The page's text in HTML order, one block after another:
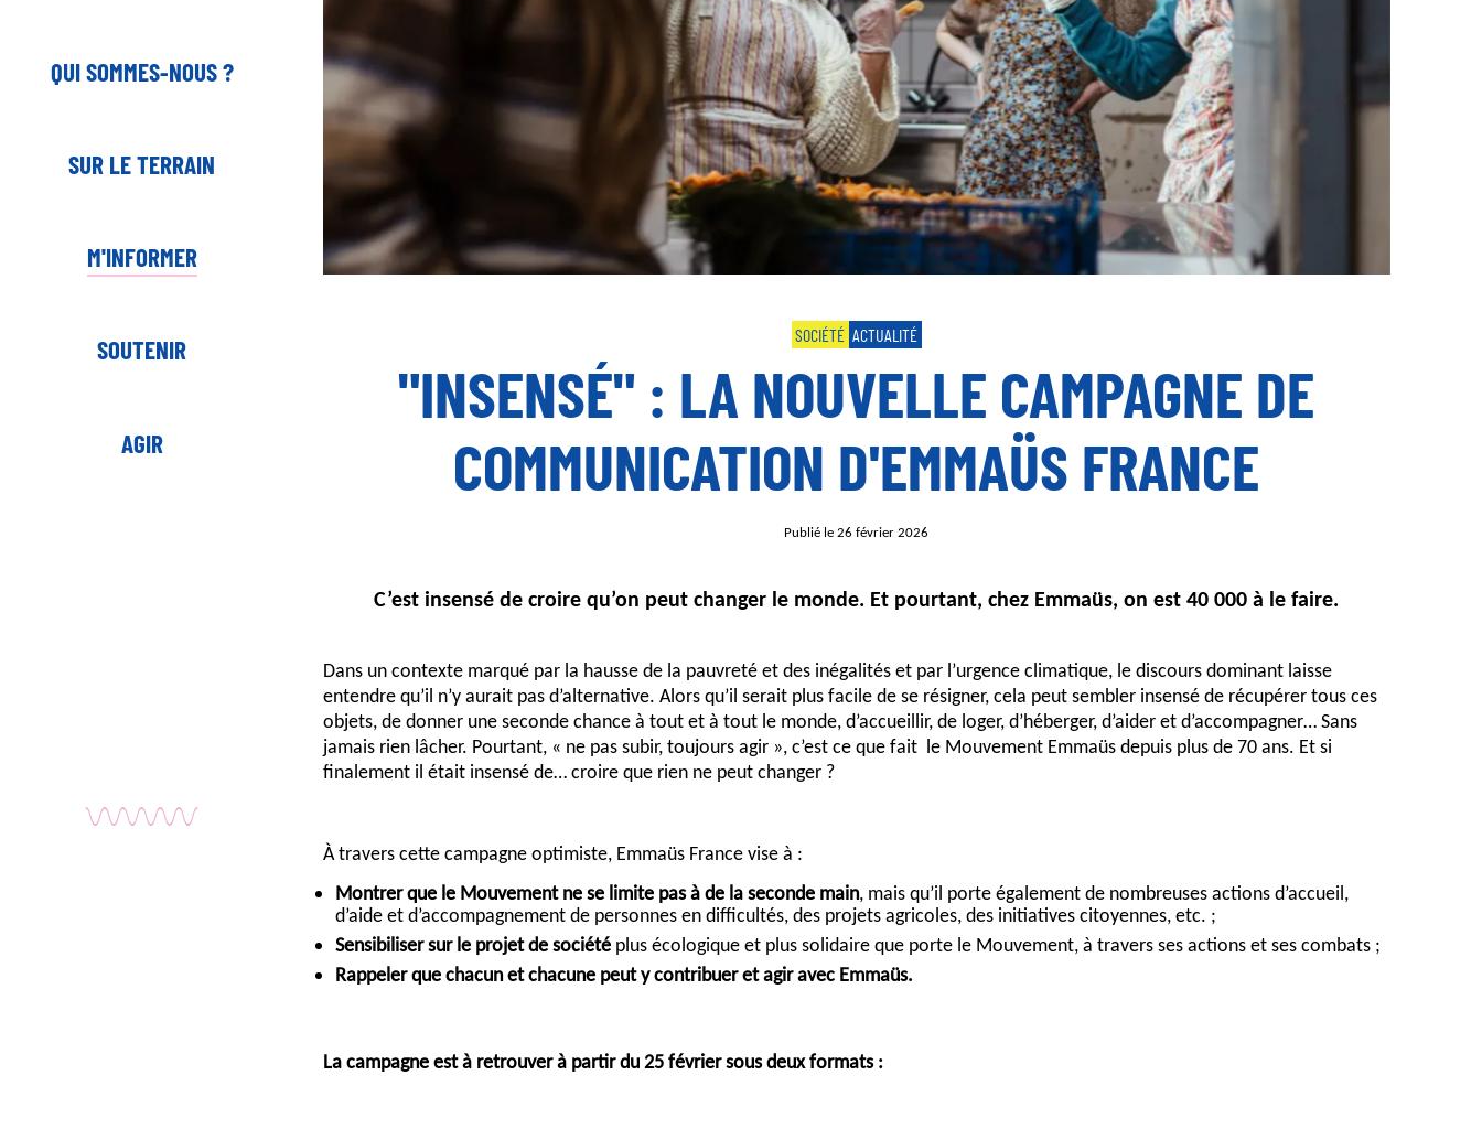
QUI SOMMES-NOUS ?
SUR LE TERRAIN
M'INFORMER
SOUTENIR
AGIR
SOCIÉTÉ ACTUALITÉ
"INSENSÉ" : LA NOUVELLE CAMPAGNE DE
COMMUNICATION D'EMMAÜS FRANCE
Publié le 26 février 2026
C’est insensé de croire qu’on peut changer le monde. Et pourtant, chez Emmaüs, on est 40 000 à le faire.
Dans un contexte marqué par la hausse de la pauvreté et des inégalités et par l’urgence climatique, le discours dominant laisse
entendre qu’il n’y aurait pas d’alternative. Alors qu’il serait plus facile de se résigner, cela peut sembler insensé de récupérer tous ces
objets, de donner une seconde chance à tout et à tout le monde, d’accueillir, de loger, d’héberger, d’aider et d’accompagner… Sans
jamais rien lâcher. Pourtant, « ne pas subir, toujours agir », c’est ce que fait le Mouvement Emmaüs depuis plus de 70 ans. Et si
finalement il était insensé de… croire que rien ne peut changer ?
À travers cette campagne optimiste, Emmaüs France vise à :
Montrer que le Mouvement ne se limite pas à de la seconde main, mais qu’il porte également de nombreuses actions d’accueil,
d’aide et d’accompagnement de personnes en difficultés, des projets agricoles, des initiatives citoyennes, etc. ;
Sensibiliser sur le projet de société plus écologique et plus solidaire que porte le Mouvement, à travers ses actions et ses combats ;
Rappeler que chacun et chacune peut y contribuer et agir avec Emmaüs.
La campagne est à retrouver à partir du 25 février sous deux formats :